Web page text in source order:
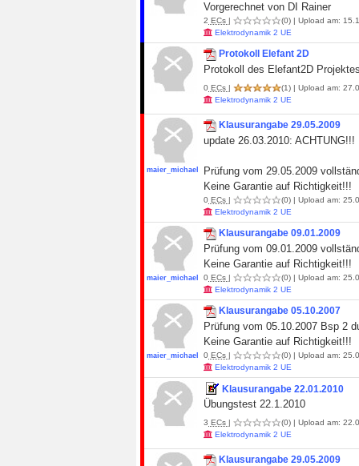
Vorgerechnet von DI Rainer
2 ECs | (0) | Upload am:
Elektrodynamik 2 UE
Protokoll Elefant 2D
Protokoll des Elefant2D
0 ECs | (1) | Upload am:
Elektrodynamik 2 UE
maier_michael
Klausurangabe 29.05.2009
update 26.03.2010:
Prüfung vom 29.05.2009
Keine Garantie auf Richtigkeit!!!
0 ECs | (0) | Upload am:
Elektrodynamik 2 UE
maier_michael
Klausurangabe 09.01.2009
Prüfung vom 09.01.2009
Keine Garantie auf Richtigkeit!!!
0 ECs | (0) | Upload am:
Elektrodynamik 2 UE
maier_michael
Klausurangabe 05.10.2007
Prüfung vom 05.10.2007 Bsp 2
Keine Garantie auf Richtigkeit!!!
0 ECs | (0) | Upload am:
Elektrodynamik 2 UE
Klausurangabe 22.01.2010
Übungstest 22.1.2010
3 ECs | (0) | Upload am:
Elektrodynamik 2 UE
Klausurangabe 29.05.2009